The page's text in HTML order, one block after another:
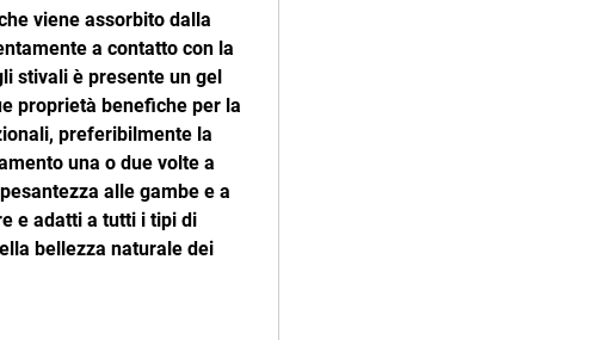
a contatto con la
stivali è presente un gel
proprietà benefiche per la
preferibilmente la
una o due volte a
alle gambe e a
e adatti a tutti i tipi di
bellezza naturale dei